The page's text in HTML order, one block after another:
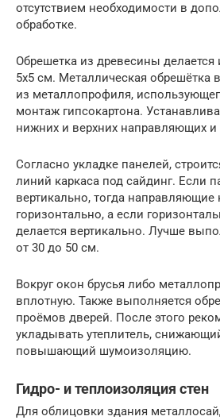
отсутствием необходимости в
обработке.
Обрешетка из древесины делается
5х5 см. Металлическая обрешётка
из металлопрофиля,
монтаж гипсокартона.
нижних и верхних направляющих и
Согласно укладке панелей,
линий каркаса под сайдинг. Если
вертикально, тогда направляющие
горизонтально, а если
делается вертикально. Лучше
от 30 до 50 см.
Вокруг окон брусья либо
вплотную. Также выполняется
проёмов дверей. После этого
укладывать утеплитель,
повышающий шумоизоляцию.
Гидро- и теплоизоляция стен
Для облицовки здания